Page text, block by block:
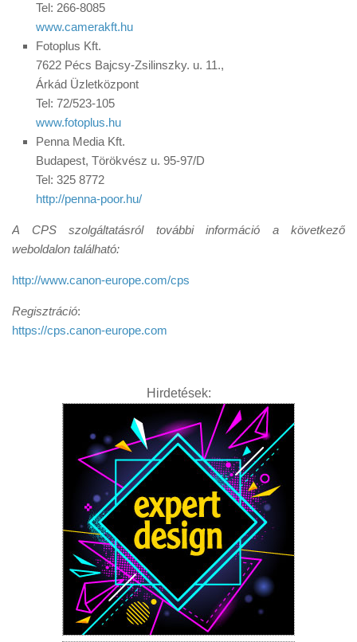
Tel: 266-8085
www.camerakft.hu
Fotoplus Kft.
7622 Pécs Bajcsy-Zsilinszky. u. 11.,
Árkád Üzletközpont
Tel: 72/523-105
www.fotoplus.hu
Penna Media Kft.
Budapest, Törökvész u. 95-97/D
Tel: 325 8772
http://penna-poor.hu/
A CPS szolgáltatásról további információ a következő
weboldalon található:
http://www.canon-europe.com/cps
Regisztráció:
https://cps.canon-europe.com
Hirdetések: